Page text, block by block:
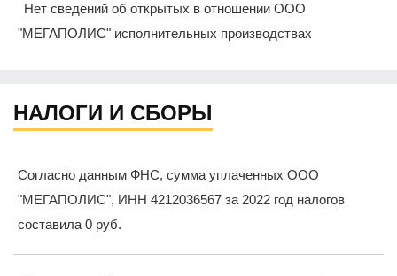
Нет сведений об открытых в отношении ООО
"МЕГАПОЛИС" исполнительных производствах
НАЛОГИ И СБОРЫ
Согласно данным ФНС, сумма уплаченных ООО
"МЕГАПОЛИС", ИНН 4212036567 за 2022 год налогов
составила 0 руб.